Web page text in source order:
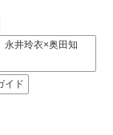
井玲衣×奥田知
イド